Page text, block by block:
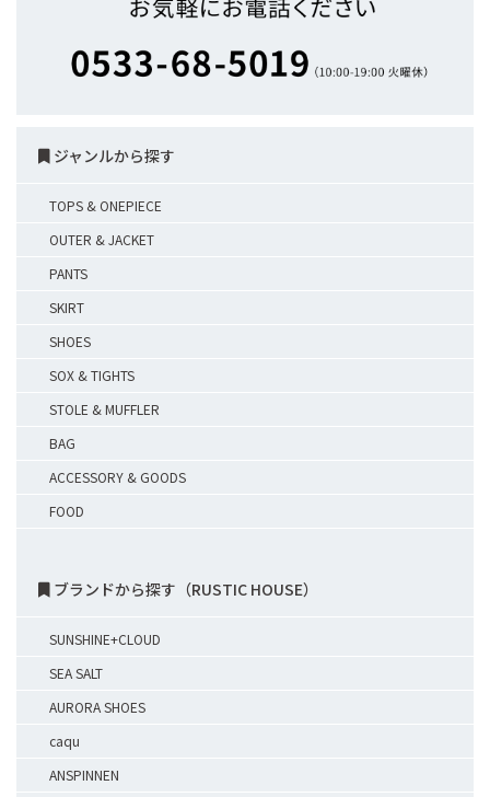
ジャンルから探す
TOPS & ONEPIECE
OUTER & JACKET
PANTS
SKIRT
SHOES
SOX & TIGHTS
STOLE & MUFFLER
BAG
ACCESSORY & GOODS
FOOD
ブランドから探す（RUSTIC HOUSE）
SUNSHINE+CLOUD
SEA SALT
AURORA SHOES
caqu
ANSPINNEN